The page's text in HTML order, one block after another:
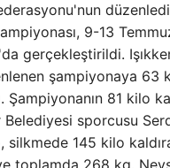
9-13
gerçekleştirildi.
şampiyonaya 63
Şampiyonanın 81 kilo
Belediyesi sporcusu
silkmede 145 kilo
toplamda 268 kg.